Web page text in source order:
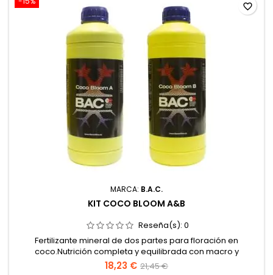
MARCA: B.A.C.
KIT COCO BLOOM A&B
Reseña(s): 0
Fertilizante mineral de dos partes para floración en
coco.Nutrición completa y equilibrada con macro y
micronutrientes.Fórmula líquida totalmente soluble en
18,23 € 21,45 €
favorite_border